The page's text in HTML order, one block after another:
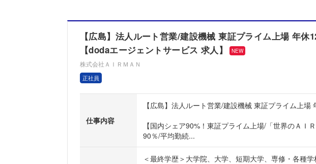
【広島】法人ルート営業/建設機械 東証プライム上場 年
【dodaエージェントサービス 求人】
NEW
株式会社ＡＩＲＭＡＮ
正社員
仕事内容
【広島】法人ルート営業/建設機械 東証プライム上
【国内シェア90%！東証プライム上場/「世界のＡＩ
90％/平均勤続...
＜最終学歴＞大学院、大学、短期大学、専修・各種